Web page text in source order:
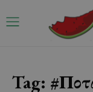
Tag: